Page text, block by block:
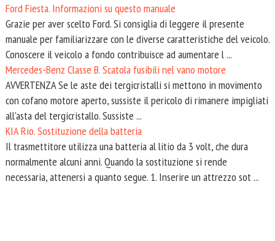
Ford Fiesta. Informazioni su questo manuale
Grazie per aver scelto Ford. Si consiglia di leggere il presente
manuale per familiarizzare con le diverse caratteristiche del veicolo.
Conoscere il veicolo a fondo contribuisce ad aumentare l ...
Mercedes-Benz Classe B. Scatola fusibili nel vano motore
AVVERTENZA Se le aste dei tergicristalli si mettono in movimento
con cofano motore aperto, sussiste il pericolo di rimanere impigliati
all'asta del tergicristallo. Sussiste ...
KIA Rio. Sostituzione della batteria
Il trasmettitore utilizza una batteria al litio da 3 volt, che dura
normalmente alcuni anni. Quando la sostituzione si rende
necessaria, attenersi a quanto segue. 1. Inserire un attrezzo sot ...